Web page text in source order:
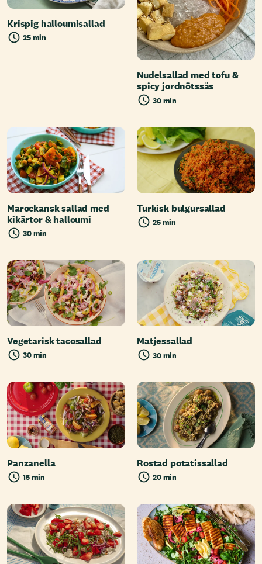
Krispig halloumisallad
25 min
Nudelsallad med tofu &
spicy jordnötssås
30 min
Marockansk sallad med
kikärtor & halloumi
30 min
Turkisk bulgursallad
25 min
Vegetarisk tacosallad
30 min
Matjessallad
30 min
Panzanella
15 min
Rostad potatissallad
20 min